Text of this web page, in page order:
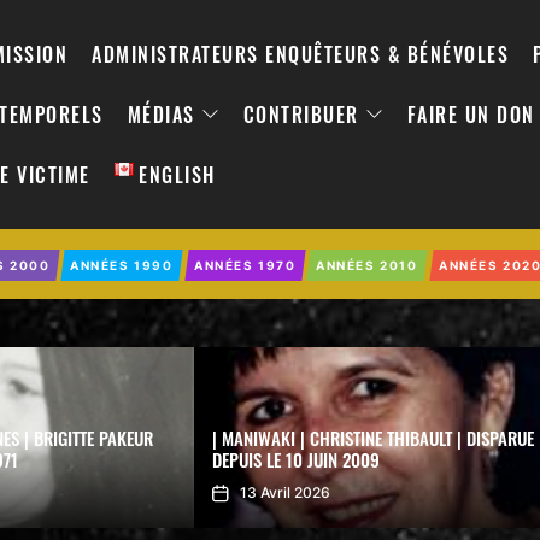
ADMINISTRATEURS ENQUÊTEURS & BÉNÉVOLES
MÉDIAS CONTRIBUER FAIRE UN DON
VICTIME ENGLISH
2000 ANNÉES 1990 ANNÉES 1970 ANNÉES 2010 ANNÉES 2020
| BRIGITTE PAKEUR
| MANIWAKI | CHRISTINE THIBAULT | DISPARUE
DEPUIS LE 10 JUIN 2009
13 Avril 2026